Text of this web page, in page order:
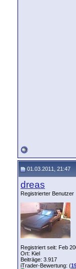
01.03.2011, 21:47
dreas
Registrierter Benutzer
Registriert seit: Feb
Ort: Kiel
Beiträge: 3.917
iTrader-Bewertung: (